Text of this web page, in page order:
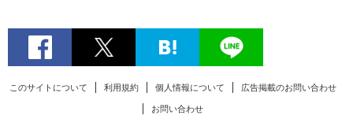
このサイトについて 利用規約 個人情報について 広告掲載のお問い合わせ
お問い合わせ